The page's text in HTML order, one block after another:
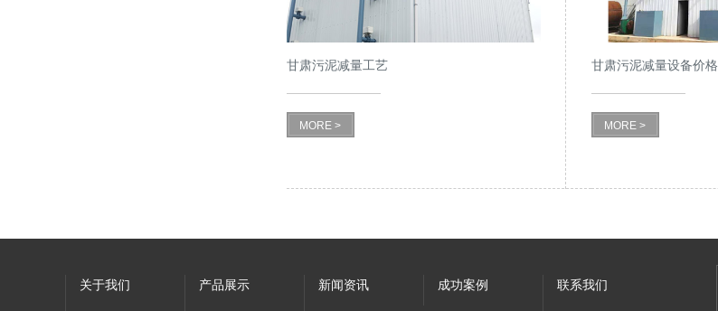
甘肃污泥减量工艺
MORE >
甘肃污泥减量设备价格
MORE >
关于我们 产品展示 新闻资讯 成功案例 联系我们